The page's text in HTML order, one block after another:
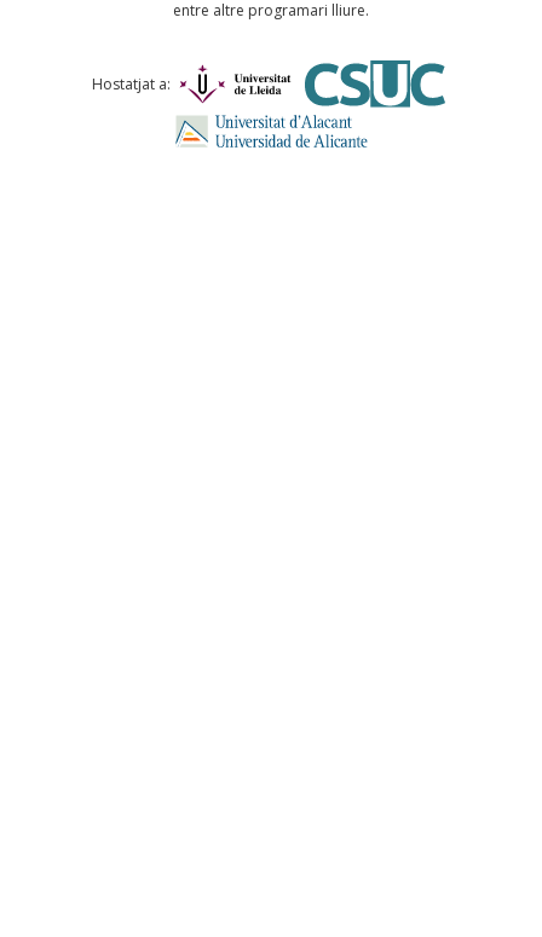
Comentari *
entre altre programari lliure.
Hostatjat a: